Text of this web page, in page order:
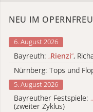
NEU IM
6. August 2026
Bayreuth: „Rienzi“,
Nürnberg: Tops und
5. August 2026
Bayreuther Festspiele: „
(zweiter Zyklus)